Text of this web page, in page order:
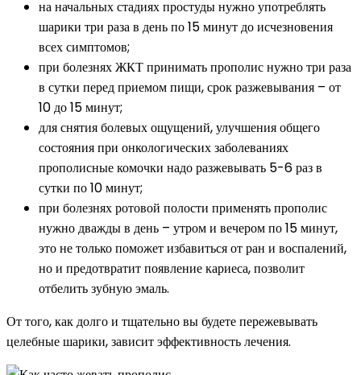
на начальных стадиях простуды нужно употреблять
шарики три раза в день по 15 минут до исчезновения
всех симптомов;
при болезнях ЖКТ принимать прополис нужно три раза
в сутки перед приемом пищи, срок разжевывания – от
10 до 15 минут;
для снятия болевых ощущений, улучшения общего
состояния при онкологических заболеваниях
прополисные комочки надо разжевывать 5-6 раз в
сутки по 10 минут;
при болезнях ротовой полости применять прополис
нужно дважды в день – утром и вечером по 15 минут,
это не только поможет избавиться от ран и воспалений,
но и предотвратит появление кариеса, позволит
отбелить зубную эмаль.
От того, как долго и тщательно вы будете пережевывать
целебные шарики, зависит эффективность лечения.